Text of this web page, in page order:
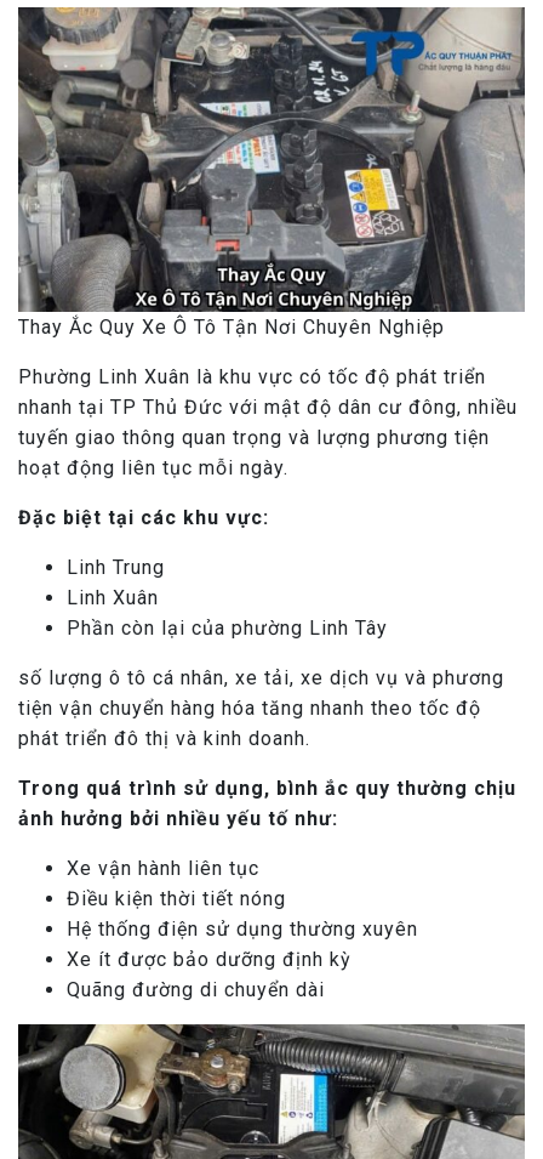
Thay Ắc Quy Xe Ô Tô Tận Nơi Chuyên Nghiệp
Phường Linh Xuân là khu vực có tốc độ phát triển
nhanh tại TP Thủ Đức với mật độ dân cư đông, nhiều
tuyến giao thông quan trọng và lượng phương tiện
hoạt động liên tục mỗi ngày.
Đặc biệt tại các khu vực:
Linh Trung
Linh Xuân
Phần còn lại của phường Linh Tây
số lượng ô tô cá nhân, xe tải, xe dịch vụ và phương
tiện vận chuyển hàng hóa tăng nhanh theo tốc độ
phát triển đô thị và kinh doanh.
Trong quá trình sử dụng, bình ắc quy thường chịu
ảnh hưởng bởi nhiều yếu tố như:
Xe vận hành liên tục
Điều kiện thời tiết nóng
Hệ thống điện sử dụng thường xuyên
Xe ít được bảo dưỡng định kỳ
Quãng đường di chuyển dài